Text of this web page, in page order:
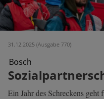
31.12.2025 (Ausgabe 770)
Bosch
Ein Jahr des Schreckens